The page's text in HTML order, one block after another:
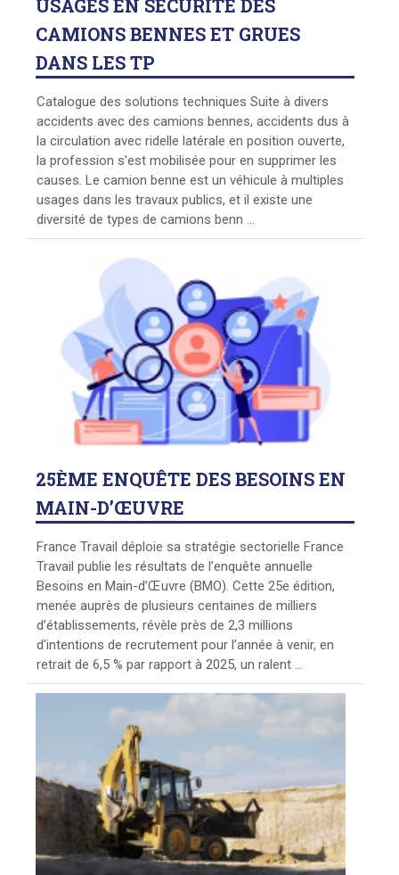
USAGESEN SÉCURITÉ DES
CAMIONS BENNES ET GRUES
DANS LES TP
Catalogue des solutions techniques Suite à divers
accidents avec des camions bennes, accidents dus à
la circulation avec ridelle latérale en position ouverte,
la profession s’est mobilisée pour en supprimer les
causes. Le camion benne est un véhicule à multiples
usages dans les travaux publics, et il existe une
diversité de types de camions benn ...
25ÈME ENQUÊTE DES BESOINS EN
MAIN-D’ŒUVRE
France Travail déploie sa stratégie sectorielle France
Travail publie les résultats de l’enquête annuelle
Besoins en Main-d’Œuvre (BMO). Cette 25e édition,
menée auprès de plusieurs centaines de milliers
d’établissements, révèle près de 2,3 millions
d’intentions de recrutement pour l’année à venir, en
retrait de 6,5 % par rapport à 2025, un ralent ...